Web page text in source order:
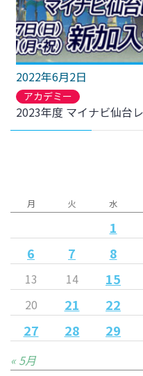
2022年6月2日
アカデミー
月 火 水
1
6
7 8
13 14 15
20 21 22
27 28 29
« 5月